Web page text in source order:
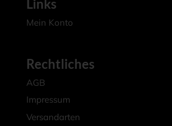
Links
Mein Konto
Rechtliches
AGB
Impressum
Versandarten